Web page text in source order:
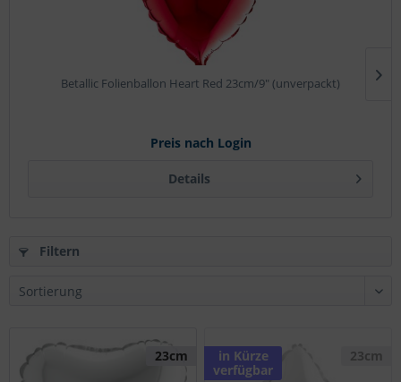
Betallic Folienballon Heart Red 23cm/9" (unverpackt)
Preis nach Login
Details
Filtern
23cm
in Kürze
verfügbar
23cm